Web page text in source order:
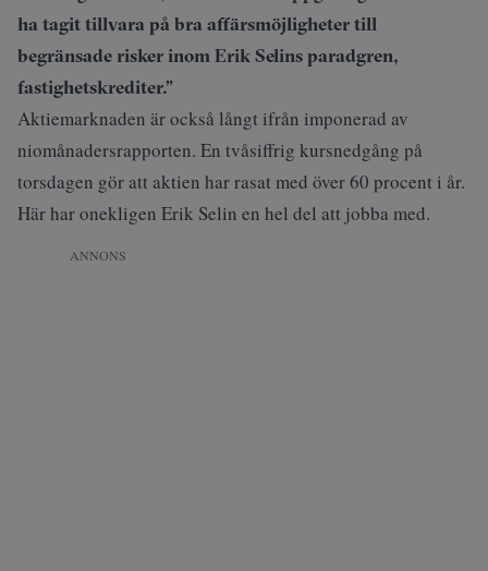
ha tagit tillvara på bra affärsmöjligheter till
begränsade risker inom Erik Selins paradgren,
fastighetskrediter.”
Aktiemarknaden är också långt ifrån imponerad av
niomånadersrapporten. En tvåsiffrig kursnedgång på
torsdagen gör att aktien har rasat med över 60 procent i år.
Här har onekligen Erik Selin en hel del att jobba med.
ANNONS